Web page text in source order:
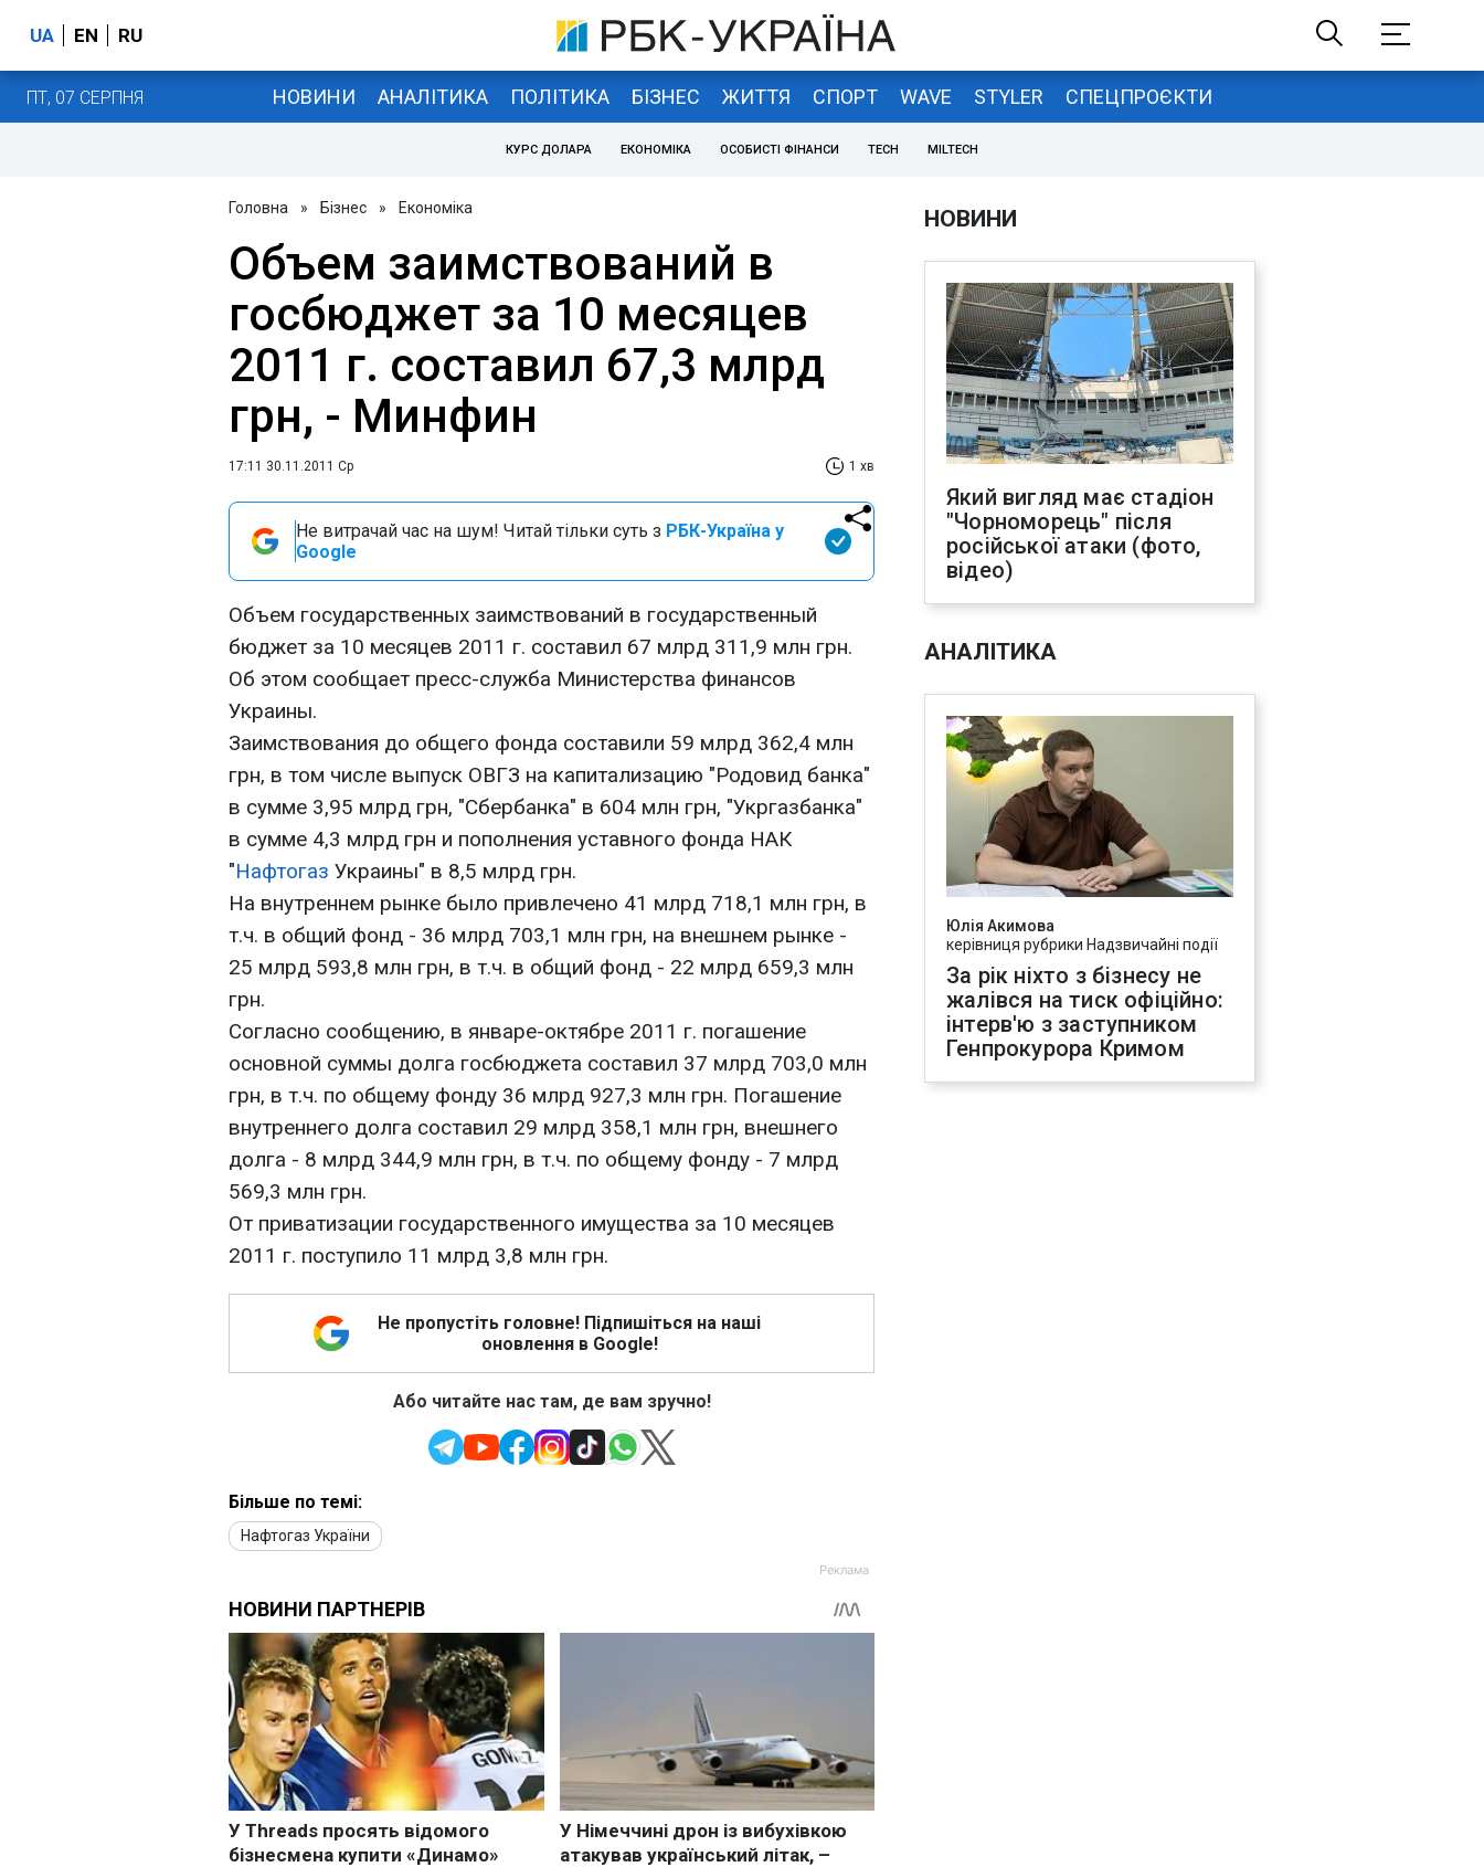
UA EN RU
ПТ, 07 СЕРПНЯ НОВИНИ АНАЛІТИКА ПОЛІТИКА БІЗНЕС ЖИТТЯ СПОРТ WAVE STYLER СПЕЦПРОЄКТИ
КУРС ДОЛАРА ЕКОНОМІКА ОСОБИСТІ ФІНАНСИ TECH MILTECH
Головна » Бізнес » Економіка
Объем заимствований в
госбюджет за 10 месяцев
2011 г. составил 67,3 млрд
грн, - Минфин
17:11 30.11.2011 Ср 1 хв
Не витрачай час на шум! Читай тільки суть з РБК-Україна у
Google
Объем государственных заимствований в государственный
бюджет за 10 месяцев 2011 г. составил 67 млрд 311,9 млн грн.
Об этом сообщает пресс-служба Министерства финансов
Украины.
Заимствования до общего фонда составили 59 млрд 362,4 млн
грн, в том числе выпуск ОВГЗ на капитализацию "Родовид банка"
в сумме 3,95 млрд грн, "Сбербанка" в 604 млн грн, "Укргазбанка"
в сумме 4,3 млрд грн и пополнения уставного фонда НАК
"Нафтогаз Украины" в 8,5 млрд грн.
На внутреннем рынке было привлечено 41 млрд 718,1 млн грн, в
т.ч. в общий фонд - 36 млрд 703,1 млн грн, на внешнем рынке -
25 млрд 593,8 млн грн, в т.ч. в общий фонд - 22 млрд 659,3 млн
грн.
Согласно сообщению, в январе-октябре 2011 г. погашение
основной суммы долга госбюджета составил 37 млрд 703,0 млн
грн, в т.ч. по общему фонду 36 млрд 927,3 млн грн. Погашение
внутреннего долга составил 29 млрд 358,1 млн грн, внешнего
долга - 8 млрд 344,9 млн грн, в т.ч. по общему фонду - 7 млрд
569,3 млн грн.
От приватизации государственного имущества за 10 месяцев
2011 г. поступило 11 млрд 3,8 млн грн.
Не пропустіть головне! Підпишіться на наші
оновлення в Google!
Або читайте нас там, де вам зручно!
Більше по темі:
Нафтогаз України
НОВИНИ
Який вигляд має стадіон
"Чорноморець" після
російської атаки (фото,
відео)
АНАЛІТИКА
Юлія Акимова
керівниця рубрики Надзвичайні події
За рік ніхто з бізнесу не
жалівся на тиск офіційно:
інтерв'ю з заступником
Генпрокурора Кримом